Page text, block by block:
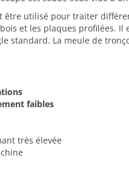
être utilisé pour traiter
et les plaques profilées.
standard. La meule de
faibles
très élevée